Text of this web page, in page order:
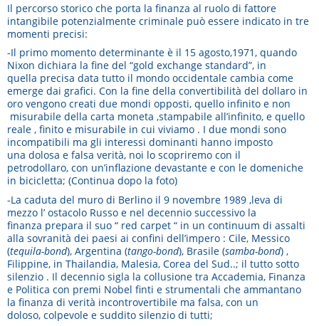
Il percorso storico che porta la finanza al ruolo di fattore
intangibile potenzialmente criminale può essere indicato in tre
momenti precisi:
-Il primo momento determinante è il 15 agosto,1971, quando
Nixon dichiara la fine del “gold exchange standard”, in
quella precisa data tutto il mondo occidentale cambia come
emerge dai grafici. Con la fine della convertibilità del dollaro in
oro vengono creati due mondi opposti, quello infinito e non
misurabile della carta moneta ,stampabile all’infinito, e quello
reale , finito e misurabile in cui viviamo . I due mondi sono
incompatibili ma gli interessi dominanti hanno imposto
una dolosa e falsa verità, noi lo scopriremo con il
petrodollaro, con un’inflazione devastante e con le domeniche
in bicicletta; (Continua dopo la foto)
-La caduta del muro di Berlino il 9 novembre 1989 ,leva di
mezzo l’ ostacolo Russo e nel decennio successivo la
finanza prepara il suo “ red carpet “ in un continuum di assalti
alla sovranità dei paesi ai confini dell’impero : Cile, Messico
(tequila-bond), Argentina (tango-bond), Brasile (samba-bond) ,
Filippine, in Thailandia, Malesia, Corea del Sud..; il tutto sotto
silenzio . Il decennio sigla la collusione tra Accademia, Finanza
e Politica con premi Nobel finti e strumentali che ammantano
la finanza di verità incontrovertibile ma falsa, con un
doloso, colpevole e suddito silenzio di tutti;